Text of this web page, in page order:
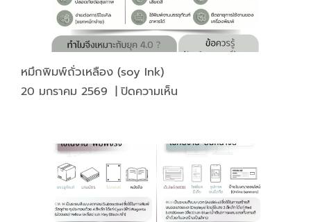
หมึกพิมพ์ถั่วเหลือง (soy Ink)
20 มกราคม 2569 ปิดความเห็นบน
ถั่ว
เหลือง
(soy
Ink)